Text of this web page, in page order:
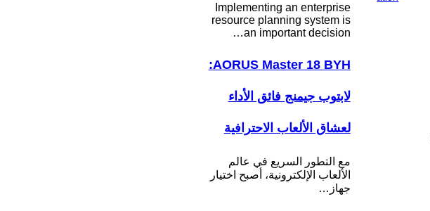
Implementing an enterprise
resource planning system is
an important decision…
AORUS Master 18 BYH:
لابتوب جيمنج فائق الأداء
لعشاق الألعاب الاحترافية
مع التطور السريع في عالم
الألعاب الإلكترونية، أصبح اختيار
جهاز…